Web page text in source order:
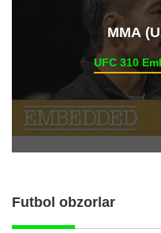
ММА
UFC 310
Futbol obzorlar